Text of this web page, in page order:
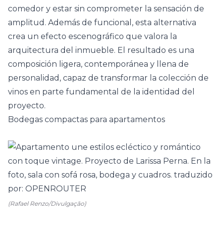
comedor y estar sin comprometer la sensación de
amplitud. Además de funcional, esta alternativa
crea un efecto escenográfico que valora la
arquitectura del inmueble. El resultado es una
composición ligera, contemporánea y llena de
personalidad, capaz de transformar la colección de
vinos en parte fundamental de la identidad del
proyecto.
Bodegas compactas para apartamentos
(Rafael Renzo/Divulgação)